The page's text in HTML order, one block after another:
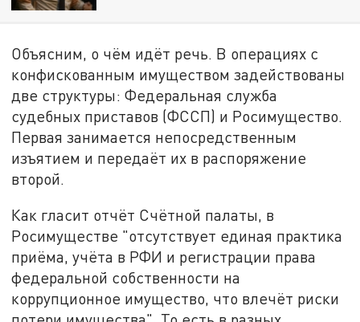
Объясним, о чём идёт речь. В операциях с
конфискованным имуществом задействованы
две структуры: Федеральная служба
судебных приставов (ФССП) и Росимущество.
Первая занимается непосредственным
изъятием и передаёт их в распоряжение
второй.
Как гласит отчёт Счётной палаты, в
Росимуществе "отсутствует единая практика
приёма, учёта в РФИ и регистрации права
федеральной собственности на
коррупционное имущество, что влечёт риски